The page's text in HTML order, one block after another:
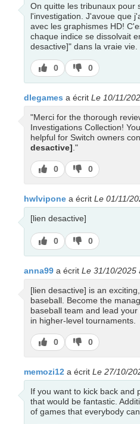
On quitte les tribunaux pour
l'investigation. J'avoue que
avec les graphismes HD!
chaque indice se dissolvait
desactive]" dans la vraie vie.
J’aime
0
J’aime
pas
0
dlegames a écrit Le 10/11/
"Merci for the thorough
Investigations Collection!
helpful for Switch owners
desactive] ."
J’aime
0
J’aime
pas
0
hwlvipone a écrit Le 01/11/
[lien desactive]
J’aime
0
J’aime
pas
0
anna99 a écrit Le 31/10/2025
[lien desactive] is an
baseball. Become the
baseball team and lead
in higher-level tournaments.
J’aime
0
J’aime
pas
0
memozi12 a écrit Le 27/10/
If you want to kick back and
that would be fantastic.
of games that everybody can